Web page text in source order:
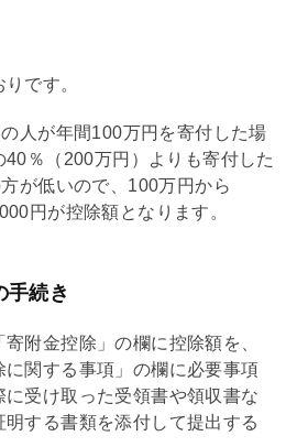
です。
人が年間100万円を寄付した場
％（200万円）よりも寄付した
が低いので、100万円から
円が控除額となります。
手続き
附金控除」の欄に控除額を、
関する事項」の欄に必要事項
に受け取った受領書や領収書な
する書類を添付して提出する